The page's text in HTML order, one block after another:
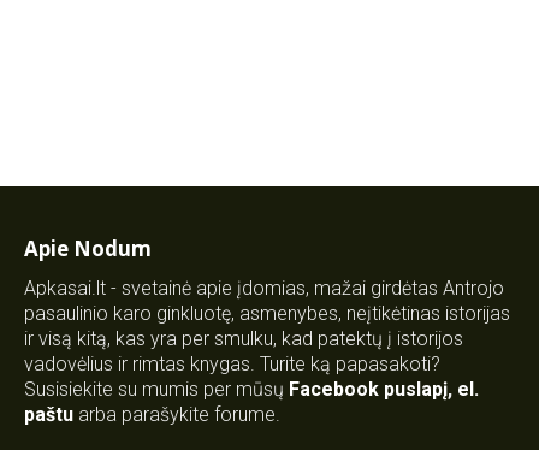
Apie Nodum
Apkasai.lt - svetainė apie įdomias, mažai girdėtas Antrojo
pasaulinio karo ginkluotę, asmenybes, neįtikėtinas istorijas
ir visą kitą, kas yra per smulku, kad patektų į istorijos
vadovėlius ir rimtas knygas. Turite ką papasakoti?
Susisiekite su mumis per mūsų Facebook puslapį, el.
paštu arba parašykite forume.